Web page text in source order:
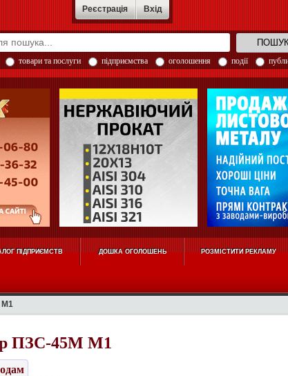
Реєстрація Вхід
товари та послуги підприємства оголошення події
ПІДПРИЄМСТВ ДОШКА ОГОЛОШЕНЬ РОЗМІСТИТИ РЕКЛАМУ
М1
ПЗС-45М М1